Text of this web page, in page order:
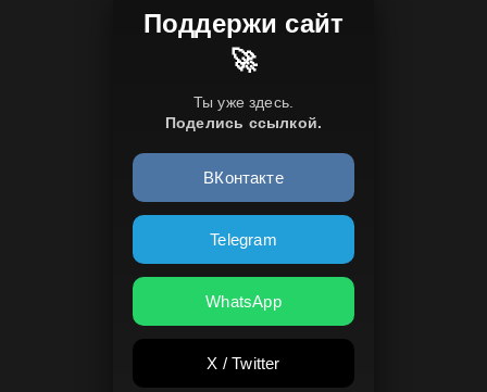
Поддержи сайт
🚀
Ты уже здесь.
Поделись ссылкой.
ВКонтакте
Telegram
WhatsApp
X / Twitter